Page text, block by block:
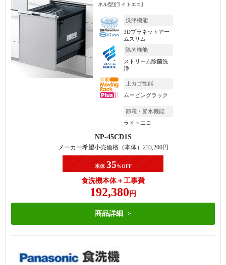
ネル型][ライトエコ]
洗浄機能
3Dプラネットアー
ムスリム
除菌機能
ストリーム除菌洗
浄
上カゴ性能
ムービングラック
節電・節水機能
ライトエコ
NP-45CD1S
メーカー希望小売価格（本体） 233,200円
本体 35%OFF
食洗機本体＋工事費
192,380 円
商品詳細